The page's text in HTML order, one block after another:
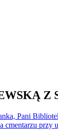
Z
Pani
cmentarzu przy